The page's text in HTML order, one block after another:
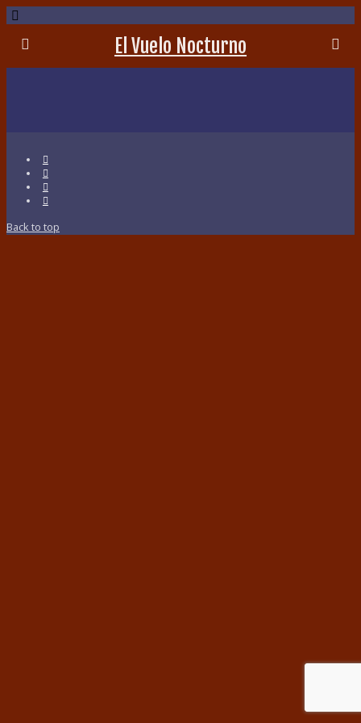
El Vuelo Nocturno
Back to top